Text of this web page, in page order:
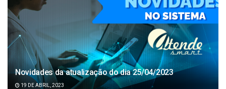
Novidades da atualização do dia 25/04/2023
19 DE ABRIL, 2023